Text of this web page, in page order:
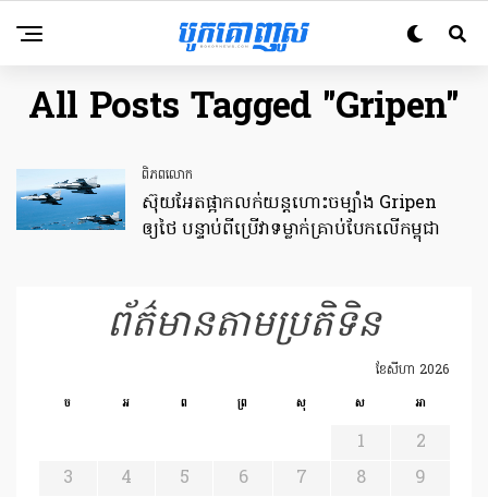
All Posts Tagged "Gripen"
ពិភពលោក
ស៊ុយអែតផ្អាកលក់យន្តហោះចម្បាំង Gripen
ឲ្យថៃ បន្ទាប់ពីប្រើវាទម្លាក់គ្រាប់បែកលើកម្ពុជា
ព័ត៌មានតាមប្រតិទិន
ខែ​សីហា 2026
ច អ ព ព្រ សុ ស អា
1
2
3
4 5 6 7 8
9